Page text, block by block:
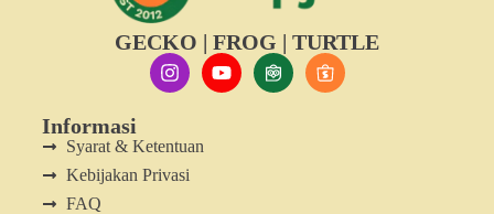
GECKO | FROG | TURTLE
Informasi
Syarat & Ketentuan
Kebijakan Privasi
FAQ